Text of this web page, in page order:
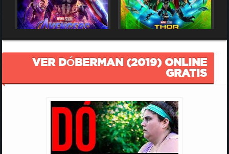
VER DÓBERMAN (2019) ONLINE
GRATIS